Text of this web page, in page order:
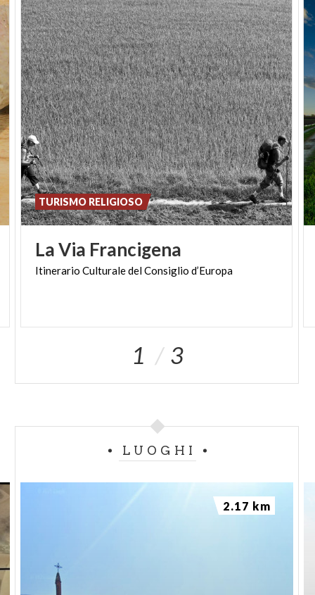
LaVia Francigena
Itinerario CulturaledelConsiglio d’Europa
TURISMO RELIGIOSO
1 3
LUOGHI
2.17 km